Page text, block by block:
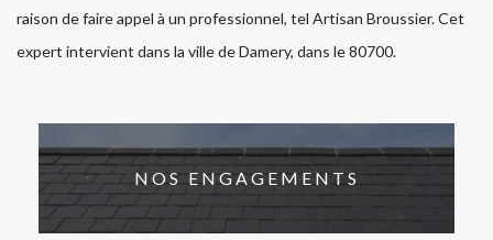
raison de faire appel à un professionnel, tel Artisan Broussier. Cet
expert intervient dans la ville de Damery, dans le 80700.
NOS ENGAGEMENTS